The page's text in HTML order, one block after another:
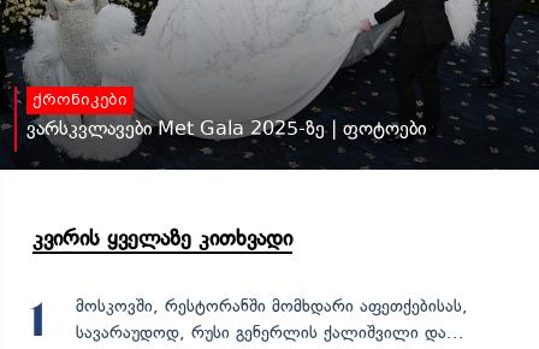
ქრონიკები
ვარსკვლავები Met Gala 2025-ზე | ფოტოები
კვირის ყველაზე კითხვადი
1
მოსკოვში, რესტორანში მომხდარი აფეთქებისას,
სავარაუდოდ, რუსი გენერლის ქალიშვილი და...